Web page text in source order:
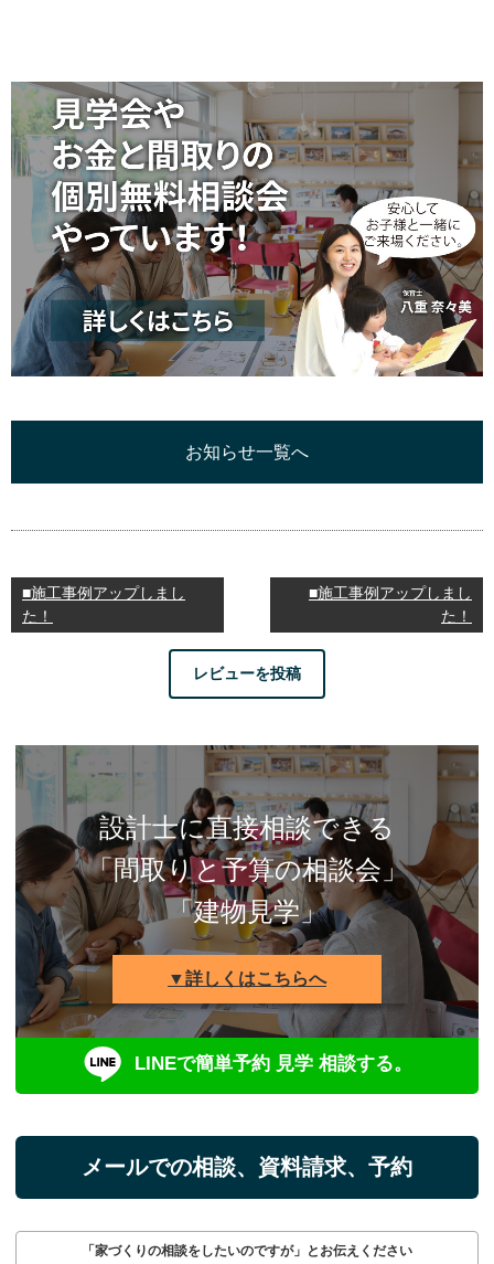
お知らせ一覧へ
■施工事例アップしまし
た！
■施工事例アップしまし
た！
レビューを投稿
設計士に直接相談できる
「間取りと予算の相談会」
「建物見学」
▼詳しくはこちらへ
LINEで簡単予約 見学 相談する。
メールでの相談、資料請求、予約
「家づくりの相談をしたいのですが」とお伝えください